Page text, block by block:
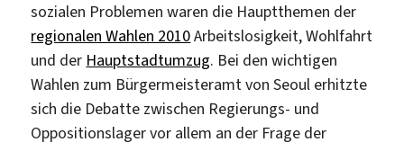
sozialen Problemen waren die Hauptthemen der
regionalen Wahlen 2010Arbeitslosigkeit, Wohlfahrt
und der Hauptstadtumzug. Bei den wichtigen
Wahlen zum Bürgermeisteramt von Seoul erhitzte
sich die Debatte zwischen Regierungs- und
Oppositionslager vor allem an der Frage der